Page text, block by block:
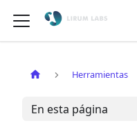
Herramientas
En esta página